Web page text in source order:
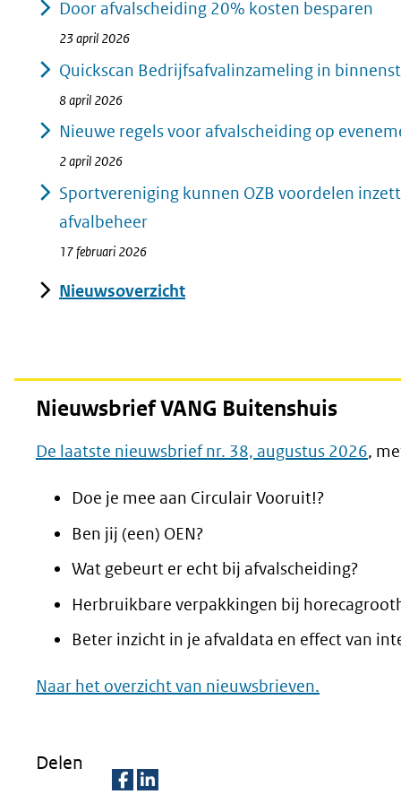
Door afvalscheiding 20% kosten besparen
23 april 2026
Quickscan Bedrijfsafvalinzameling in
8 april 2026
Nieuwe regels voor afvalscheiding op
2 april 2026
Sportvereniging kunnen OZB voordelen
afvalbeheer
17 februari 2026
Nieuwsoverzicht
Nieuwsbrief VANG Buitenshuis
De laatste nieuwsbrief nr. 38, augustus 2026,
Doe je mee aan Circulair Vooruit!?
Ben jij (een) OEN?
Wat gebeurt er echt bij afvalscheiding?
Herbruikbare verpakkingen bij
Beter inzicht in je afvaldata en effect van
Naar het overzicht van nieuwsbrieven.
Delen